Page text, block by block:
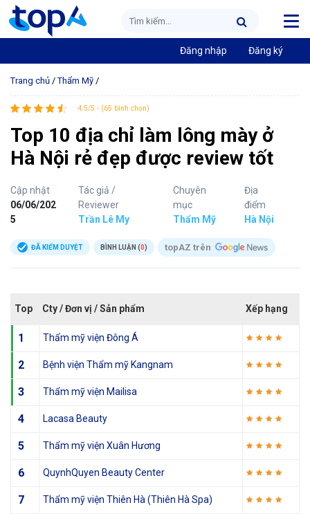
Đăng nhập Đăng ký
Trang chủ /Thẩm Mỹ /
4.5/5 - (65 bình chọn)
Top 10 địa chỉ làm lông mày ở
Hà Nội rẻ đẹp được review tốt
Cập nhật
06/06/202
5
Tác giả /
Reviewer
Trần Lê My
Chuyên
mục
Thẩm Mỹ
Địa
điểm
Hà Nội
ĐÃ KIỂM DUYỆT BÌNH LUẬN (0) topAZ trên
Top Cty / Đơn vị / Sản phẩm Xếp hạng
1 Thẩm mỹ viện Đông Á
2 Bệnh viện Thẩm mỹ Kangnam
3 Thẩm mỹ viện Mailisa
4 Lacasa Beauty
5 Thẩm mỹ viện Xuân Hương
6 QuynhQuyen Beauty Center
7 Thẩm mỹ viện Thiên Hà (Thiên Hà Spa)